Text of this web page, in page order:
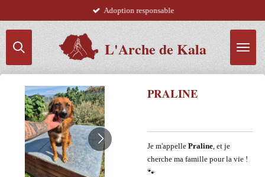
principal
L'Arche de Kala
Adoption responsable
PRALINE
Je m'appelle Praline, et je
cherche ma famille pour la vie !
🐾